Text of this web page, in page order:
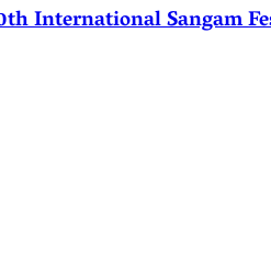
International Sangam